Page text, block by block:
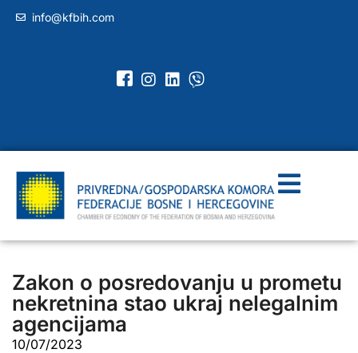
info@kfbih.com
Zakon o posredovanju u prometu
nekretnina stao ukraj nelegalnim
agencijama
10/07/2023